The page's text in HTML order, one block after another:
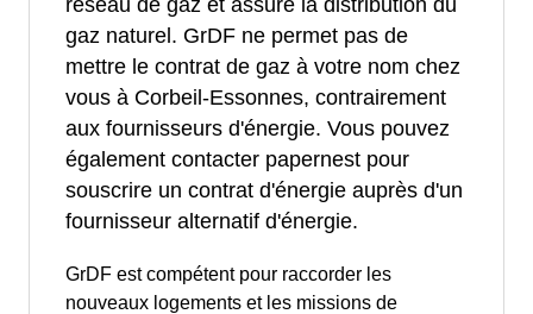
gaz naturel. GrDF ne permet pas de
mettre le contrat de gaz à votre nom chez
vous à Corbeil-Essonnes, contrairement
aux fournisseurs d'énergie. Vous pouvez
également contacter papernest pour
souscrire un contrat d'énergie auprès d'un
fournisseur alternatif d'énergie.
GrDF est compétent pour raccorder les
nouveaux logements et les missions de